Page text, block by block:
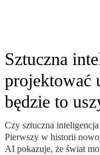
Sztuczna
projektować
będzie to
Czy sztuczna
Pierwszy w historii
AI pokazuje, że świat